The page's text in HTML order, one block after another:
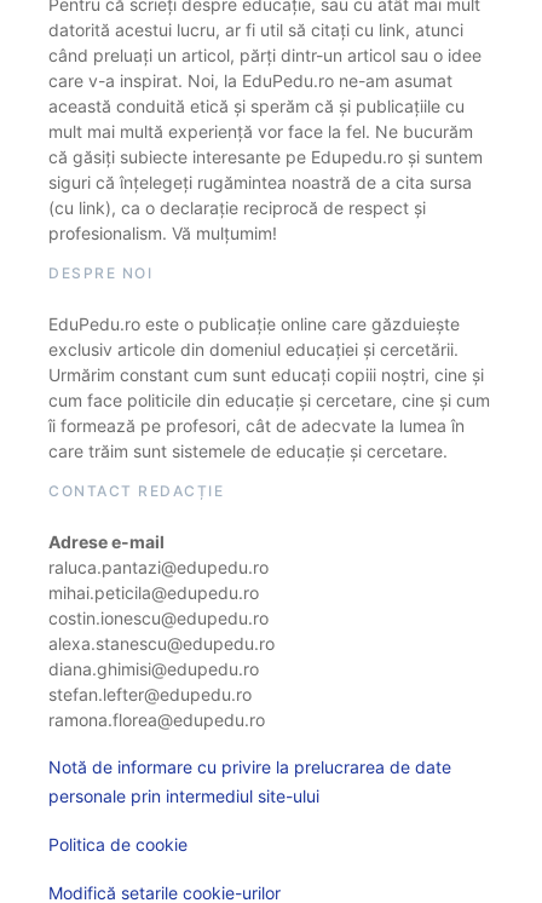
Pentru că scrieți despre educație, sau cu atât mai mult
datorită acestui lucru, ar fi util să citați cu link, atunci
când preluați un articol, părți dintr-un articol sau o idee
care v-a inspirat. Noi, la EduPedu.ro ne-am asumat
această conduită etică și sperăm că și publicațiile cu
mult mai multă experiență vor face la fel. Ne bucurăm
că găsiți subiecte interesante pe Edupedu.ro și suntem
siguri că înțelegeți rugămintea noastră de a cita sursa
(cu link), ca o declarație reciprocă de respect și
profesionalism. Vă mulțumim!
DESPRE NOI
EduPedu.ro este o publicație online care găzduiește
exclusiv articole din domeniul educației și cercetării.
Urmărim constant cum sunt educați copiii noștri, cine și
cum face politicile din educație și cercetare, cine și cum
îi formează pe profesori, cât de adecvate la lumea în
care trăim sunt sistemele de educație și cercetare.
CONTACT REDACȚIE
Adrese e-mail
raluca.pantazi@edupedu.ro
mihai.peticila@edupedu.ro
costin.ionescu@edupedu.ro
alexa.stanescu@edupedu.ro
diana.ghimisi@edupedu.ro
stefan.lefter@edupedu.ro
ramona.florea@edupedu.ro
Notă de informare cu privire la prelucrarea de date
personale prin intermediul site-ului
Politica de cookie
Modifică setarile cookie-urilor